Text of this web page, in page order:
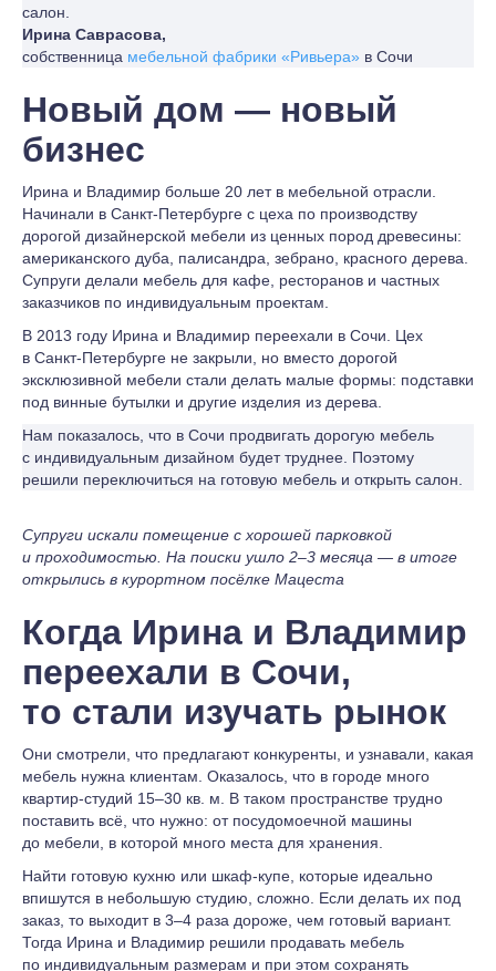
салон.
Ирина Саврасова,
собственница мебельной фабрики «Ривьера» в Сочи
Новый дом — новый
бизнес
Ирина и Владимир больше 20 лет в мебельной отрасли.
Начинали в Санкт-Петербурге с цеха по производству
дорогой дизайнерской мебели из ценных пород древесины:
американского дуба, палисандра, зебрано, красного дерева.
Супруги делали мебель для кафе, ресторанов и частных
заказчиков по индивидуальным проектам.
В 2013 году Ирина и Владимир переехали в Сочи. Цех
в Санкт-Петербурге не закрыли, но вместо дорогой
эксклюзивной мебели стали делать малые формы: подставки
под винные бутылки и другие изделия из дерева.
Нам показалось, что в Сочи продвигать дорогую мебель
с индивидуальным дизайном будет труднее. Поэтому
решили переключиться на готовую мебель и открыть салон.
Супруги искали помещение с хорошей парковкой
и проходимостью. На поиски ушло 2–3 месяца — в итоге
открылись в курортном посёлке Мацеста
Когда Ирина и Владимир
переехали в Сочи,
то стали изучать рынок
Они смотрели, что предлагают конкуренты, и узнавали, какая
мебель нужна клиентам. Оказалось, что в городе много
квартир-студий 15–30 кв. м. В таком пространстве трудно
поставить всё, что нужно: от посудомоечной машины
до мебели, в которой много места для хранения.
Найти готовую кухню или шкаф-купе, которые идеально
впишутся в небольшую студию, сложно. Если делать их под
заказ, то выходит в 3–4 раза дороже, чем готовый вариант.
Тогда Ирина и Владимир решили продавать мебель
по индивидуальным размерам и при этом сохранять